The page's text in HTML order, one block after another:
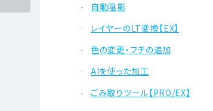
· 自動陰影
· レイヤーのLT変換【EX】
· 色の変更・フチの追加
· AIを使った加工
· ごみ取りツール【PRO/EX】